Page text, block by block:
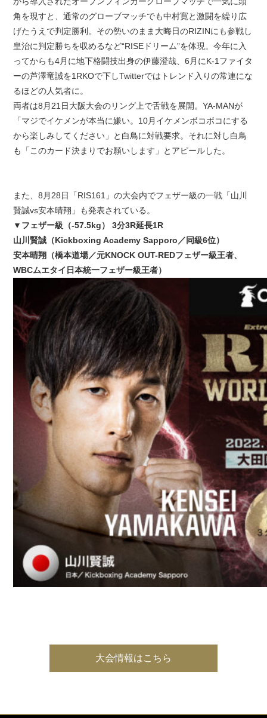
角を現すと、通常のグローブマッチでも中村寛と激闘を繰り広
げたうえで判定勝利。その勢いのまま大晦日のRIZINにも参戦し
皇治に判定勝ちを収めるなど“RISEドリーム”を体現。今年に入
ってからも4月に地下格闘技出身の伊藤澄哉、6月にK-1ファイタ
ーの芦澤竜誠を1RKOで下しTwitterではトレンド入りの常連にな
るほどの人気者に。
両者は8月21日大阪大会のリング上で舌戦を展開。YA-MANが
「マジでイケメンが本当に嫌い。10月イケメンボコボコにする
から楽しみしてください」と白鳥に対戦要求。それに対し白鳥
も「このカード決まりでお願いします」とアピールした。
また、8月28日「RIS161」の大会内でフェザー級の一戦「山川
賢誠vs安本晴翔」も発表されている。
▼フェザー級（-57.5kg） 3分3R延長1R
山川賢誠（Kickboxing Academy Sapporo／同級6位）
安本晴翔（橋本道場／元KNOCK OUT-REDフェザー級王者、
WBCムエタイ日本統一フェザー級王者）
大会情報はこちら